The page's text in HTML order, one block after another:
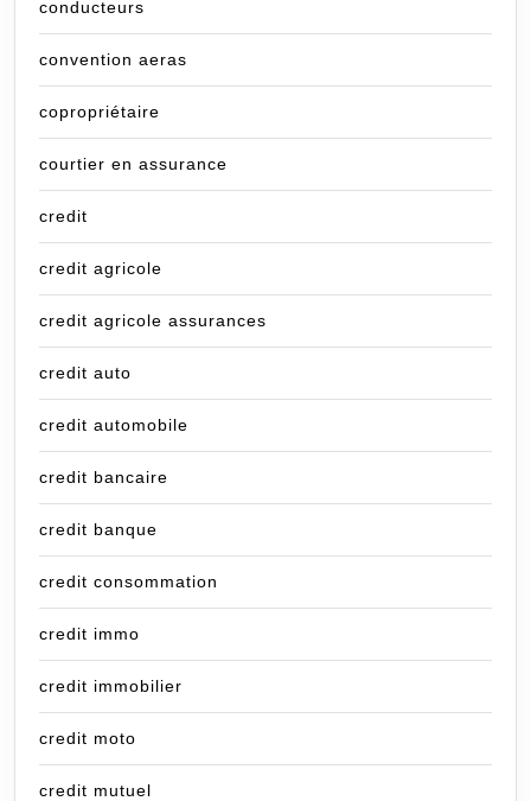
conducteurs
convention aeras
copropriétaire
courtier en assurance
credit
credit agricole
credit agricole assurances
credit auto
credit automobile
credit bancaire
credit banque
credit consommation
credit immo
credit immobilier
credit moto
credit mutuel